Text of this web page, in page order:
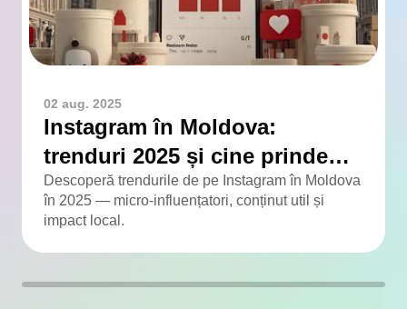
02 aug. 2025
Instagram în Moldova:
trenduri 2025 și cine prinde
viteză
Descoperă trendurile de pe Instagram în Moldova
în 2025 — micro-influențatori, conținut util și
impact local.